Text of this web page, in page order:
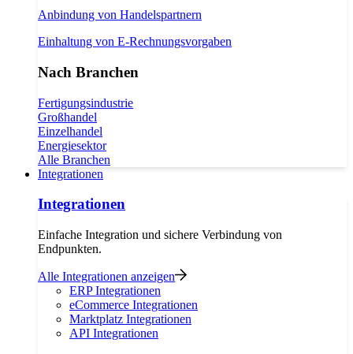
Anbindung von Handelspartnern
Einhaltung von E-Rechnungsvorgaben
Nach Branchen
Fertigungsindustrie
Großhandel
Einzelhandel
Energiesektor
Alle Branchen
Integrationen
Integrationen
Einfache Integration und sichere Verbindung von
Endpunkten.
Alle Integrationen anzeigen
ERP Integrationen
eCommerce Integrationen
Marktplatz Integrationen
API Integrationen